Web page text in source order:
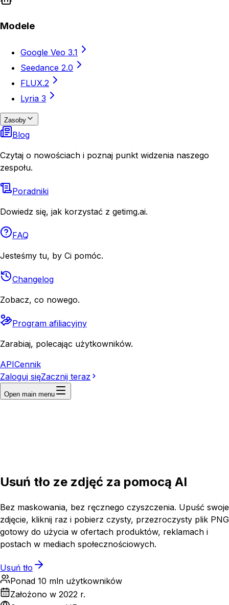
Modele
Google Veo 3.1
Seedance 2.0
FLUX.2
Lyria 3
Zasoby
Blog
Czytaj o nowościach i poznaj punkt widzenia naszego
zespołu.
Poradniki
Dowiedz się, jak korzystać z getimg.ai.
FAQ
Jesteśmy tu, by Ci pomóc.
Changelog
Zobacz, co nowego.
Program afiliacyjny
Zarabiaj, polecając użytkowników.
APICennik
Zaloguj sięZacznij teraz
Open main menu
Usuń tło ze zdjęć za pomocą AI
Bez maskowania, bez ręcznego czyszczenia. Upuść swoje
zdjęcie, kliknij raz i pobierz czysty, przezroczysty plik PNG
gotowy do użycia w ofertach produktów, reklamach i
postach w mediach społecznościowych.
Usuń tło
Ponad 10 mln użytkowników
Założono w 2022 r.